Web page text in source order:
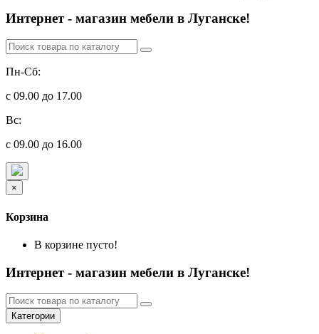
Интернет - магазин мебели в Луганске!
Пн-Сб:
с 09.00 до 17.00
Вс:
с 09.00 до 16.00
×
Корзина
В корзине пусто!
Интернет - магазин мебели в Луганске!
Категории